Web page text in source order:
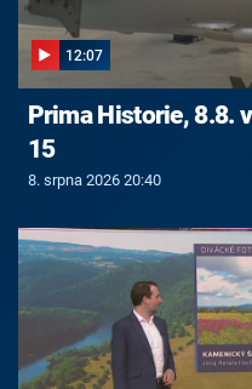
12:07
Prima Historie, 8.8.
15
8. srpna 2026 20:40